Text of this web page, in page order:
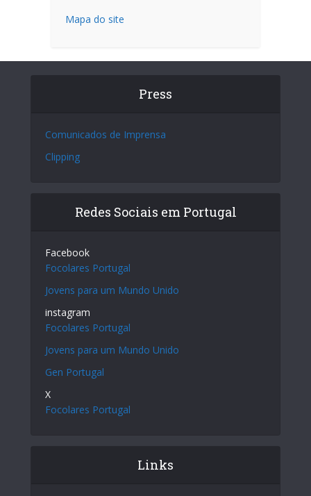
Mapa do site
Press
Comunicados de Imprensa
Clipping
Redes Sociais em Portugal
Facebook
Focolares Portugal
Jovens para um Mundo Unido
instagram
Focolares Portugal
Jovens para um Mundo Unido
Gen Portugal
X
Focolares Portugal
Links